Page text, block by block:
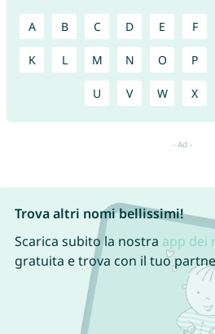
A B C D E F
K L M N O P
U V W X
Trova altri nomi bellissimi!
Scarica subito la nostra app dei
gratuita e trova con il tuo